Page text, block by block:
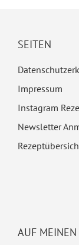
SEITEN
Impressum
Instagram
Newsletter
AUF